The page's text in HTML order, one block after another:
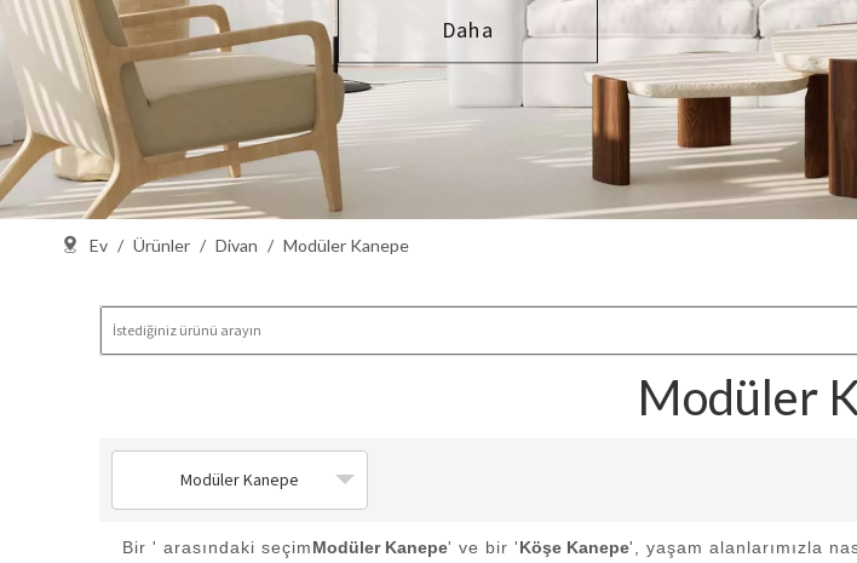
Daha
Ev / Ürünler / Divan / Modüler Kanepe
Modüler
Modüler Kanepe
Bir ' arasındaki seçimModüler Kanepe' ve bir 'Köşe Kanepe', yaşam alanlarımızla